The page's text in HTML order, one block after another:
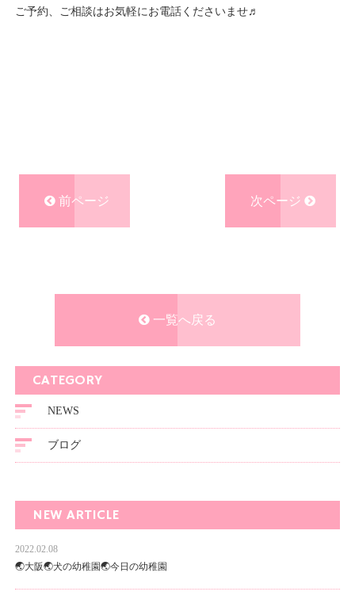
ご予約、ご相談はお気軽にお電話くださいませ♬
前ページ 次ページ
一覧へ戻る
CATEGORY
NEWS
ブログ
NEW ARTICLE
2022.02.08
🌏大阪🌏犬の幼稚園🌏今日の幼稚園